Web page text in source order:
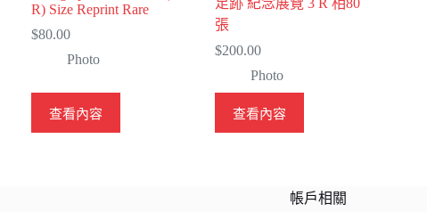
R) Size Reprint Rare
$80.00
Photo
查看內容
足跡 紀念展覽 3 R 相80
張
$200.00
Photo
查看內容
帳戶相關